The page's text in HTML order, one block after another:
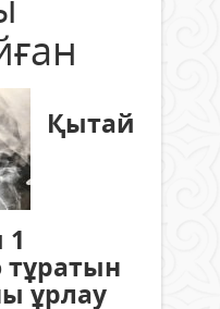
Қытай
ұрлау